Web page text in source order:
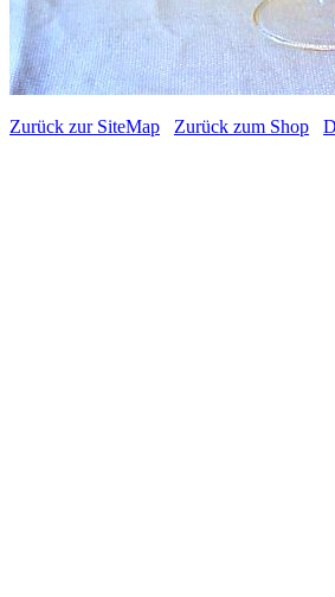
Zurück zur SiteMap Zurück zum Shop